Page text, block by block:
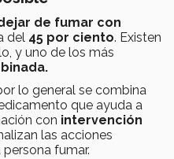
de fumar con
del 45 por ciento. Existen
y uno de los más
lo general se combina
que ayuda a
con intervención
las acciones
fumar.